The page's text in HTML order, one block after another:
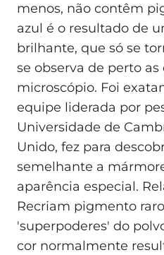
menos, não contêm
azul é o resultado de
brilhante, que só se
se observa de perto
microscópio. Foi
equipe liderada por
Universidade de
Unido, fez para
semelhante a
aparência especial.
Recriam pigmento
'superpoderes' do
cor normalmente